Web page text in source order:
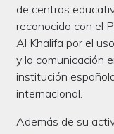
de centros
reconocido con el
Al Khalifa por el
y la comunicación
institución
internacional.
Además de su